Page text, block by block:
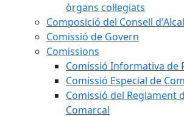
òrgans col·legiats
Composició del Consell
Comissió de Govern
Comissions
Comissió Informativa de
Comissió Especial de
Comissió del Reglament
Comarcal